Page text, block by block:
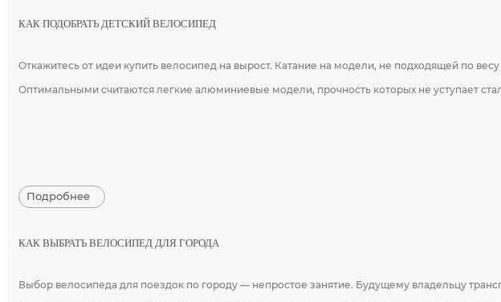
КАК ПОДОБРАТЬ ДЕТСКИЙ ВЕЛОСИПЕД
Откажитесь от идеи купить велосипед на вырост. Катание на модели, не подходящей по
Оптимальными считаются легкие алюминиевые модели, прочность которых не уступает
Подробнее
КАК ВЫБРАТЬ ВЕЛОСИПЕД ДЛЯ ГОРОДА
Выбор велосипеда для поездок по городу — непростое занятие. Будущему владельцу